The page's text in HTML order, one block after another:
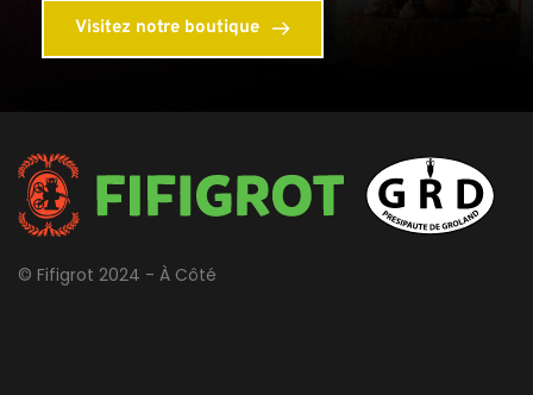
Visitez notre boutique
© Fifigrot 2024 - À Côté